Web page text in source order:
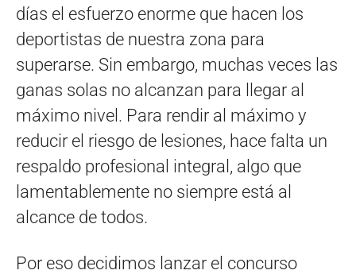
días el esfuerzo enorme que hacen los
deportistas de nuestra zona para
superarse. Sin embargo, muchas veces las
ganas solas no alcanzan para llegar al
máximo nivel. Para rendir al máximo y
reducir el riesgo de lesiones, hace falta un
respaldo profesional integral, algo que
lamentablemente no siempre está al
alcance de todos.
Por eso decidimos lanzar el concurso